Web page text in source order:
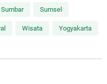
Sumbar Sumsel
Wisata Yogyakarta